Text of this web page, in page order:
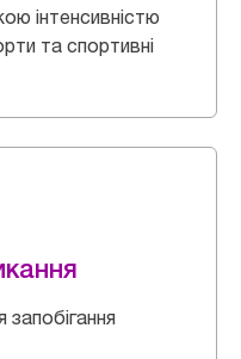
інтенсивністю
та спортивні